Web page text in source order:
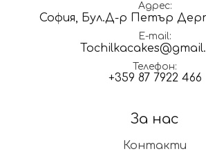
За нас
Контакти
Адрес
София, Бул.Д-р Петър
E-mail
Телефон
+359 87 7922 466